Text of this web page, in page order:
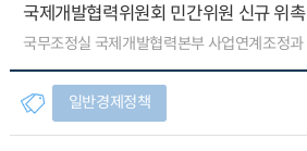
국제개발협력위원회 민간위원 신규 위촉
국무조정실 국제개발협력본부 사업연계조정과
일반경제정책